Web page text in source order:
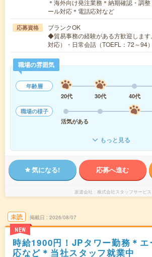
＊海外向け発注業務＊納期確認・調
ール対応＊電話応対など
応募資格
ブランクOK
◆貿易事務の経験がある方歓迎しま
対応）・日常会話（TOEFL：72～94
職場の雰囲気
年齢層
20代
30代 40代
職場の様子
活気がある
もっと見る
気になる! 応募へ進む
派遣会社 株式会社スタッフサービス
未読
NEW
掲載日 2026/08/07
時給1900円！JPタワー勤務＊エ
応など＊当社スタッフ就業中